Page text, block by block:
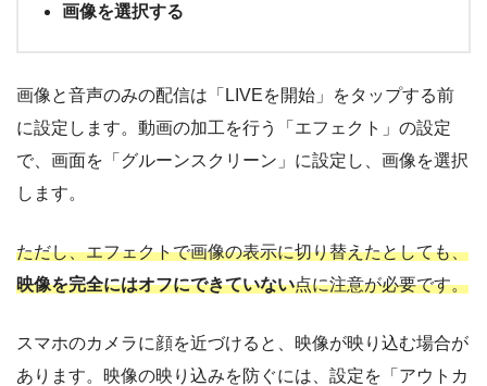
画像を選択する
画像と音声のみの配信は「LIVEを開始」をタップする前
に設定します。動画の加工を行う「エフェクト」の設定
で、画面を「グルーンスクリーン」に設定し、画像を選択
します。
ただし、エフェクトで画像の表示に切り替えたとしても、
映像を完全にはオフにできていない点に注意が必要です。
スマホのカメラに顔を近づけると、映像が映り込む場合が
あります。映像の映り込みを防ぐには、設定を「アウトカ